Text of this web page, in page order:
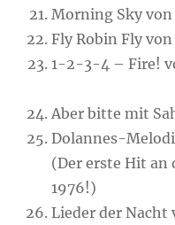
Morning Sky
Fly Robin Fly
1-2-3-4 – Fire!
Aber bitte mit
Dolannes-
(Der erste Hit
1976!)
Lieder der Nacht